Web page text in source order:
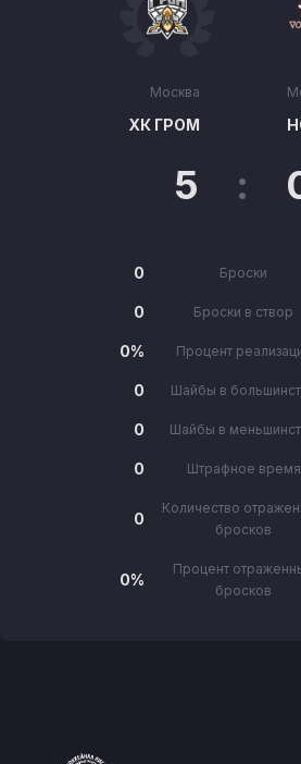
Москва
ХК ГРОМ
5 :
0 Броски
0 Броски в створ
0% Процент
0 Шайбы в
0 Шайбы в
0 Штрафное время
0
Количество
бросков
0%
Процент
бросков